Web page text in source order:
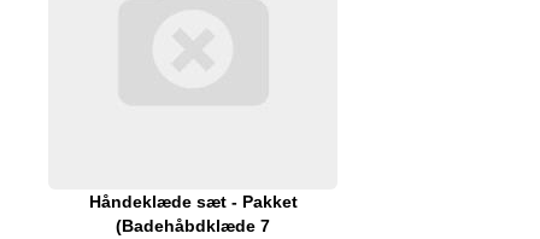
Håndeklæde sæt - Pakket
(Badehåbdklæde 7